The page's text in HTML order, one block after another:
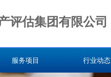
评估集团有限公司
服务项目 行业动态